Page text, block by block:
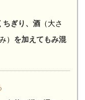
ちぎり、酒 （大さ
） を加えてもみ混